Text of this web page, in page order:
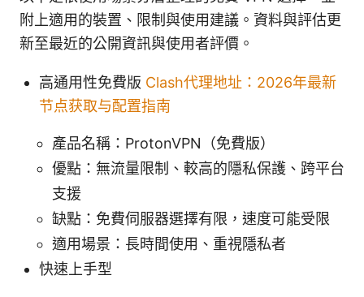
附上適用的裝置、限制與使用建議。資料與評估更
新至最近的公開資訊與使用者評價。
高通用性免費版 Clash代理地址：2026年最新
节点获取与配置指南
產品名稱：ProtonVPN（免費版）
優點：無流量限制、較高的隱私保護、跨平台
支援
缺點：免費伺服器選擇有限，速度可能受限
適用場景：長時間使用、重視隱私者
快速上手型